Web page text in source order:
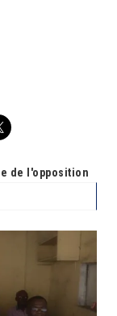
de l'opposition